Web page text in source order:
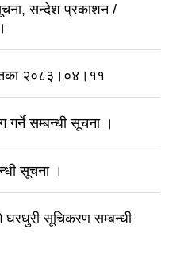
सूचना, सन्देश प्रकाशन /
२०८३।०४।११
गर्ने सम्बन्धी सूचना ।
सूचना ।
घरधुरी सूचिकरण सम्बन्धी